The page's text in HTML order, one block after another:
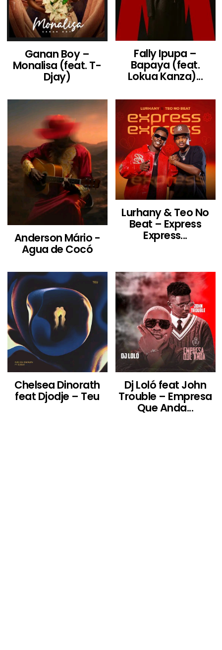
Ganan Boy –
Monalisa (feat. T-
Djay)
Fally Ipupa –
Bapaya (feat.
Lokua Kanza)...
Anderson Mário -
Agua de Cocó
Lurhany & Teo No
Beat – Express
Express...
Chelsea Dinorath
feat Djodje – Teu
Dj Loló feat John
Trouble – Empresa
Que Anda...